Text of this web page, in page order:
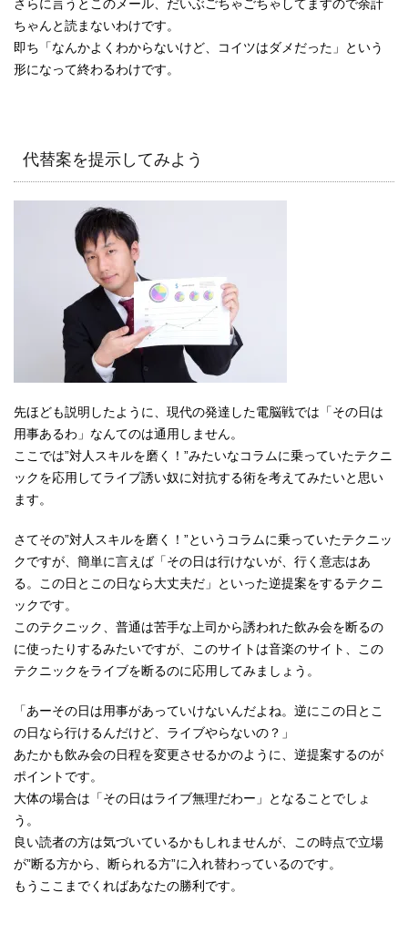
さらに言うとこのメール、だいぶごちゃごちゃしてますので余計
ちゃんと読まないわけです。
即ち「なんかよくわからないけど、コイツはダメだった」という
形になって終わるわけです。
代替案を提示してみよう
先ほども説明したように、現代の発達した電脳戦では「その日は
用事あるわ」なんてのは通用しません。
ここでは”対人スキルを磨く！”みたいなコラムに乗っていたテクニ
ックを応用してライブ誘い奴に対抗する術を考えてみたいと思い
ます。
さてその”対人スキルを磨く！”というコラムに乗っていたテクニッ
クですが、簡単に言えば「その日は行けないが、行く意志はあ
る。この日とこの日なら大丈夫だ」といった逆提案をするテクニ
ックです。
このテクニック、普通は苦手な上司から誘われた飲み会を断るの
に使ったりするみたいですが、このサイトは音楽のサイト、この
テクニックをライブを断るのに応用してみましょう。
「あーその日は用事があっていけないんだよね。逆にこの日とこ
の日なら行けるんだけど、ライブやらないの？」
あたかも飲み会の日程を変更させるかのように、逆提案するのが
ポイントです。
大体の場合は「その日はライブ無理だわー」となることでしょ
う。
良い読者の方は気づいているかもしれませんが、この時点で立場
が”断る方から、断られる方”に入れ替わっているのです。
もうここまでくればあなたの勝利です。